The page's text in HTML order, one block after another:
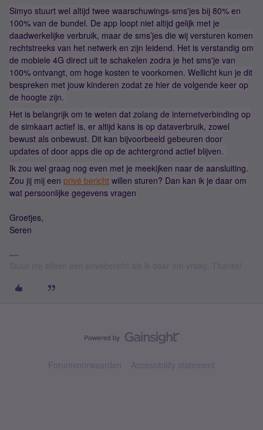
Simyo stuurt wel altijd twee waarschuwings-sms'jes bij 80% en
100% van de bundel. De app loopt niet altijd gelijk met je
daadwerkelijke verbruik, maar de sms’jes die wij versturen komen
rechtstreeks van het netwerk en zijn leidend. Het is verstandig om
de mobiele 4G direct uit te schakelen zodra je het sms'je van
100% ontvangt, om hoge kosten te voorkomen. Wellicht kun je dit
bespreken met jouw kinderen zodat ze hier de volgende keer op
de hoogte zijn.
Het is belangrijk om te weten dat zolang de internetverbinding op
de simkaart actief is, er altijd kans is op dataverbruik, zowel
bewust als onbewust. Dit kan bijvoorbeeld gebeuren door
updates of door apps die op de achtergrond actief blijven.
Ik zou wel graag nog even met je meekijken naar de aansluiting.
Zou jij mij een privé bericht willen sturen? Dan kan ik je daar om
wat persoonlijke gegevens vragen
Groetjes,
Seren
Forumvoorwaarden Accessibility statement